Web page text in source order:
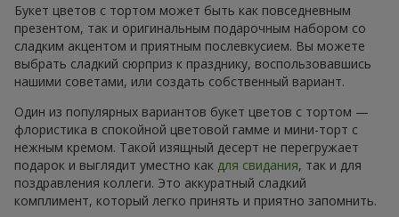
Букет цветов с тортом может быть как повседневным
презентом, так и оригинальным подарочным набором со
сладким акцентом и приятным послевкусием. Вы можете
выбрать сладкий сюрприз к празднику, воспользовавшись
нашими советами, или создать собственный вариант.
Один из популярных вариантов букет цветов с тортом —
флористика в спокойной цветовой гамме и мини-торт с
нежным кремом. Такой изящный десерт не перегружает
подарок и выглядит уместно как для свидания, так и для
поздравления коллеги. Это аккуратный сладкий
комплимент, который легко принять и приятно запомнить.